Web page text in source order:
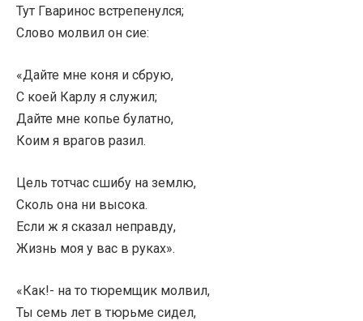
Тут Гваринос встрепенулся;
Слово молвил он сие:
«Дайте мне коня и сбрую,
С коей Карлу я служил;
Дайте мне копье булатно,
Коим я врагов разил.
Цель тотчас сшибу на землю,
Сколь она ни высока.
Если ж я сказал неправду,
Жизнь моя у вас в руках».
«Как!- на то тюремщик молвил,
Ты семь лет в тюрьме сидел,